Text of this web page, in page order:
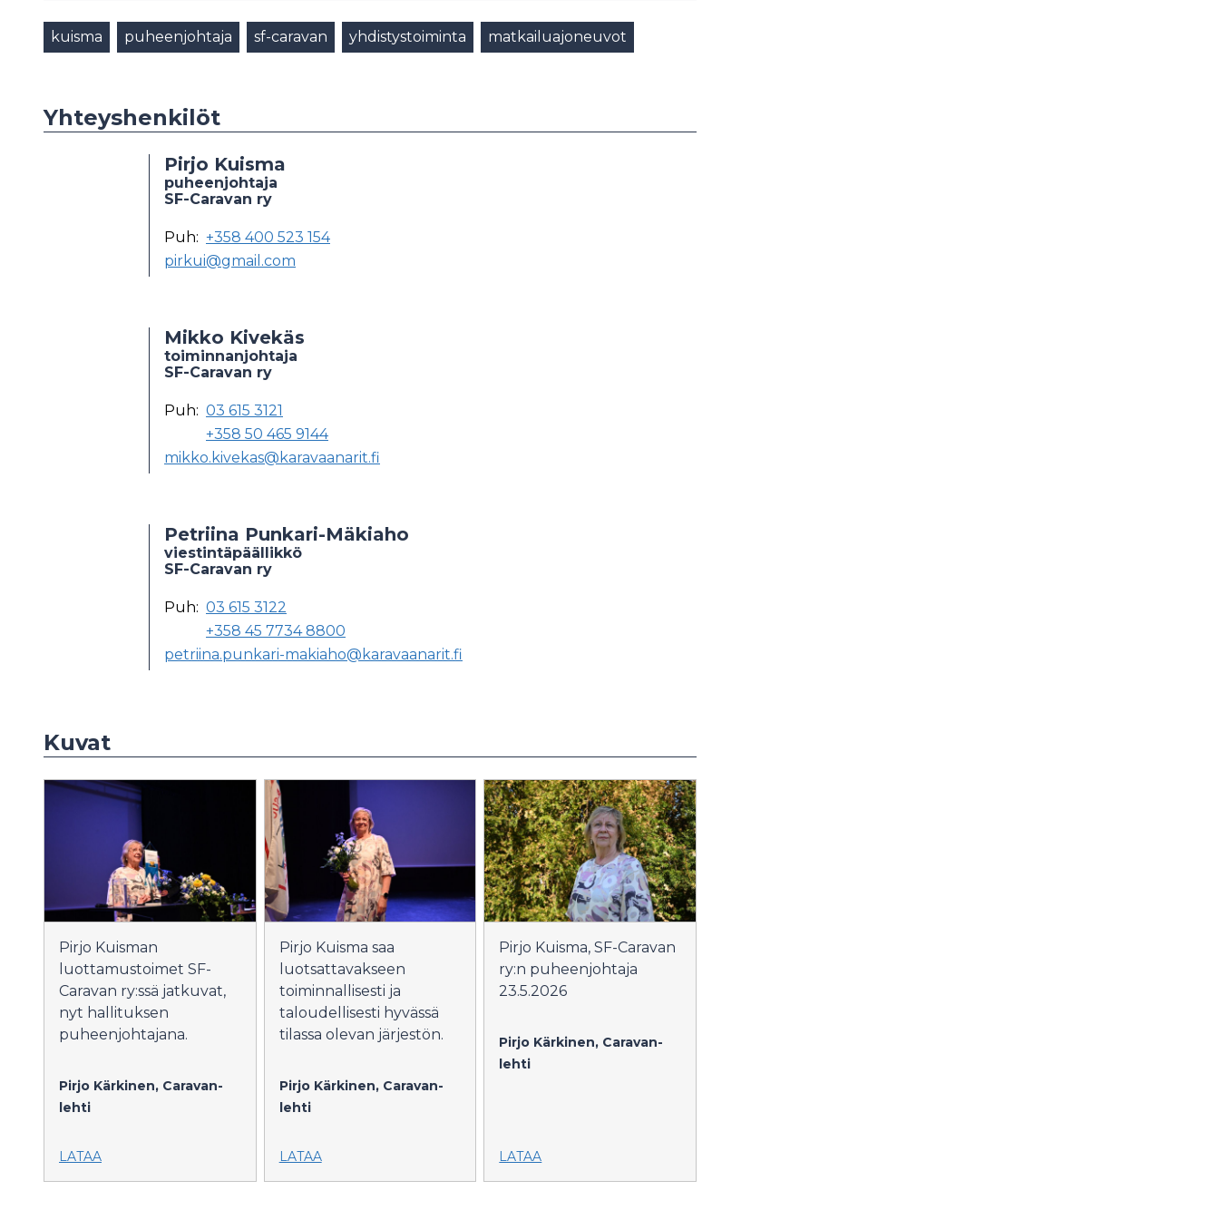
kuisma puheenjohtaja sf-caravan yhdistystoiminta matkailuajoneuvot
Yhteyshenkilöt
Pirjo Kuisma
puheenjohtaja
SF-Caravan ry
Puh: +358 400 523 154
pirkui@gmail.com
Mikko Kivekäs
toiminnanjohtaja
SF-Caravan ry
Puh: 03 615 3121
+358 50 465 9144
mikko.kivekas@karavaanarit.fi
Petriina Punkari-Mäkiaho
viestintäpäällikkö
SF-Caravan ry
Puh: 03 615 3122
+358 45 7734 8800
petriina.punkari-makiaho@karavaanarit.fi
Kuvat
Pirjo Kuisman
luottamustoimet SF-
Caravan ry:ssä jatkuvat,
nyt hallituksen
puheenjohtajana.
Pirjo Kärkinen, Caravan-
lehti
LATAA
Pirjo Kuisma saa
luotsattavakseen
toiminnallisesti ja
taloudellisesti hyvässä
tilassa olevan järjestön.
Pirjo Kärkinen, Caravan-
lehti
LATAA
Pirjo Kuisma, SF-Caravan
ry:n puheenjohtaja
23.5.2026
Pirjo Kärkinen, Caravan-
lehti
LATAA